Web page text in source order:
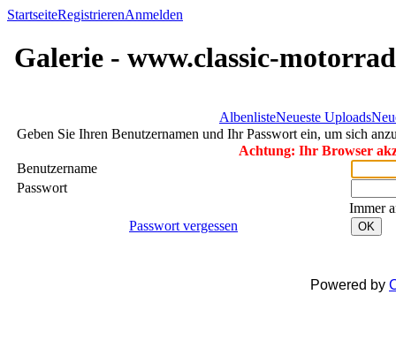
StartseiteRegistrierenAnmelden
Galerie - www.classic-
AlbenlisteNeueste Uploads
Geben Sie Ihren Benutzernamen und Ihr Passwort ein, um sich
Achtung: Ihr Browser
Benutzername
Passwort
Immer
Passwort vergessen
OK
Powered by